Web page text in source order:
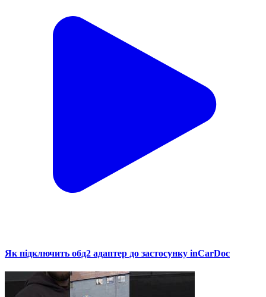
Як підключить обд2 адаптер до застосунку inCarDoc